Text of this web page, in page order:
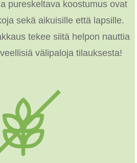
pureskeltava koostumus ovat
sekä aikuisille että lapsille.
tekee siitä helpon nauttia
välipaloja tilauksesta!